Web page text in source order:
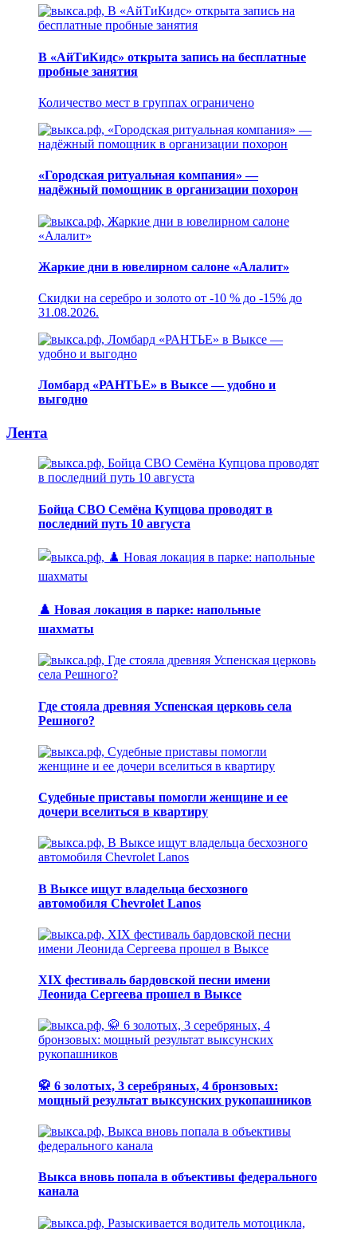
В «АйТиКидс» открыта запись на бесплатные
пробные занятия
Количество мест в группах ограничено
«Городская ритуальная компания» —
надёжный помощник в организации похорон
Жаркие дни в ювелирном салоне «Алалит»
Скидки на серебро и золото от -10 % до -15% до
31.08.2026.
Ломбард «РАНТЬЕ» в Выксе — удобно и
выгодно
Лента
Бойца СВО Семёна Купцова проводят в
последний путь 10 августа
♟️ Новая локация в парке: напольные
шахматы
Где стояла древняя Успенская церковь села
Решного?
Судебные приставы помогли женщине и ее
дочери вселиться в квартиру
В Выксе ищут владельца бесхозного
автомобиля Chevrolet Lanos
XIX фестиваль бардовской песни имени
Леонида Сергеева прошел в Выксе
🥋 6 золотых, 3 серебряных, 4 бронзовых:
мощный результат выксунских рукопашников
Выкса вновь попала в объективы федерального
канала